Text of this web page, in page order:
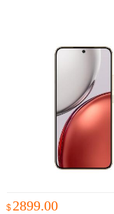
$ 2899.00